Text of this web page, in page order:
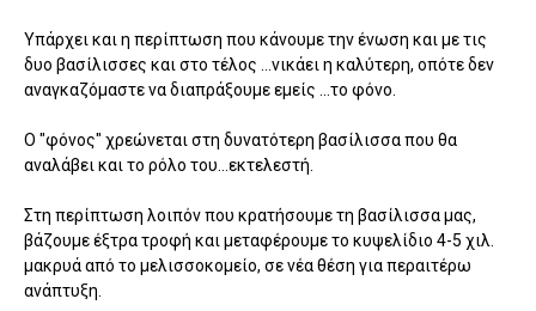
Υπάρχει και η περίπτωση που κάνουμε την ένωση και με τις
δυο βασίλισσες και στο τέλος ...νικάει η καλύτερη, οπότε δεν
αναγκαζόμαστε να διαπράξουμε εμείς ...το φόνο.
Ο "φόνος" χρεώνεται στη δυνατότερη βασίλισσα που θα
αναλάβει και το ρόλο του...εκτελεστή.
Στη περίπτωση λοιπόν που κρατήσουμε τη βασίλισσα μας,
βάζουμε έξτρα τροφή και μεταφέρουμε το κυψελίδιο 4-5 χιλ.
μακρυά από το μελισσοκομείο, σε νέα θέση για περαιτέρω
ανάπτυξη.